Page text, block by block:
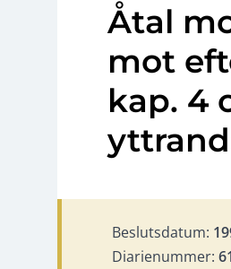
Åtal
mot
kap. 4
Beslutsdatum:
Diarienummer: